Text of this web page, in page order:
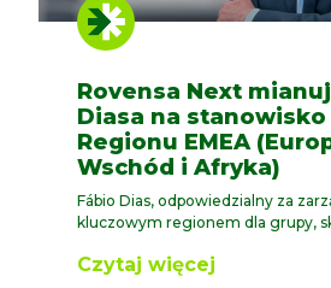
Rovensa Next
Diasa na
Regionu EMEA
Wschód i Afryka)
Fábio Dias, odpowiedzialny za
kluczowym regionem dla grupy,
Czytaj więcej